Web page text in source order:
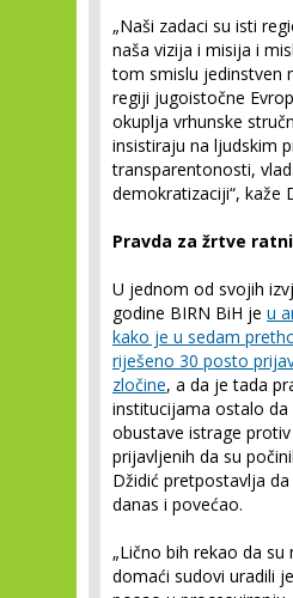
„Naši zadaci su isti
naša vizija i misija i
tom smislu jedinstven
regiji jugoistočne
okuplja vrhunske
insistiraju na ljudskim
transparentonosti,
demokratizaciji“, kaže
Pravda za žrtve
U jednom od svojih
godine BIRN BiH je u
kako je u sedam
riješeno 30 posto
zločine, a da je tada
institucijama ostalo da
obustave istrage
prijavljenih da su
Džidić pretpostavlja
danas i povećao.
„Lično bih rekao da su
domaći sudovi uradili